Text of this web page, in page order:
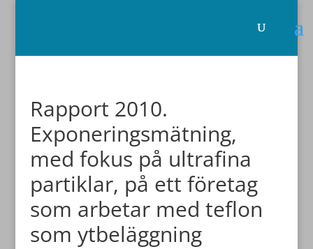
Rapport 2010.
Exponeringsmätning,
med fokus på ultrafina
partiklar, på ett företag
som arbetar med teflon
som ytbeläggning